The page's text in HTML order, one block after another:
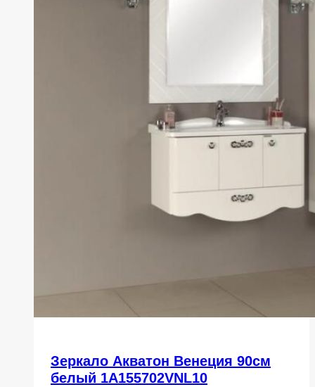
Зеркало Акватон Венеция 90см
белый 1A155702VNL10